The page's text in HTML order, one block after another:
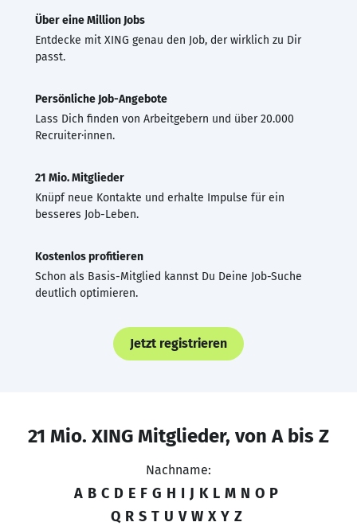
Über eine Million Jobs
Entdecke mit XING genau den Job, der wirklich zu Dir
passt.
Persönliche Job-Angebote
Lass Dich finden von Arbeitgebern und über 20.000
Recruiter·innen.
21 Mio. Mitglieder
Knüpf neue Kontakte und erhalte Impulse für ein
besseres Job-Leben.
Kostenlos profitieren
Schon als Basis-Mitglied kannst Du Deine Job-Suche
deutlich optimieren.
Jetzt registrieren
21 Mio. XING Mitglieder, von A bis Z
Nachname:
A B C D E F G H I J K L M N O P
Q R S T U V W X Y Z